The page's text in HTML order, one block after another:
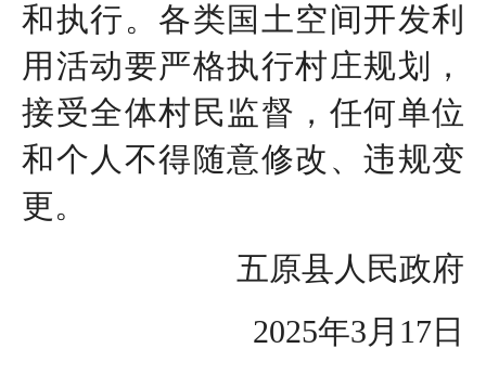
和执行。各类国土空间开发利
用活动要严格执行村庄规划，
接受全体村民监督，任何单位
和个人不得随意修改、违规变
更。
五原县人民政府
2025年3月17日